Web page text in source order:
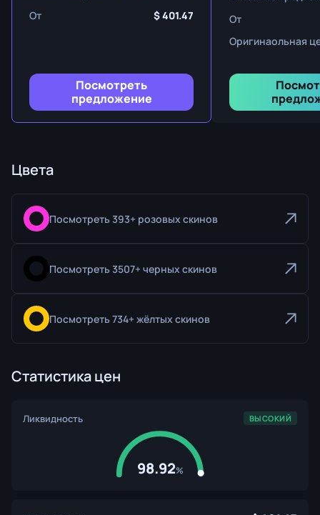
От 401.47
Посмотреть
предложение
От
Оригинаольная
Цвета
Посмотреть 393+ розовых скинов
Посмотреть 3507+ черных скинов
Посмотреть 734+ жёлтых скинов
Статистика цен
Ликвидность ВЫСОКИЙ
98.92%